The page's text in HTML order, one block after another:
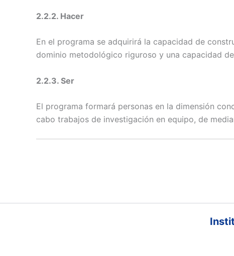
2.2.2. Hacer
En el programa se adquirirá la capacidad de
dominio metodológico riguroso y una capacidad
2.2.3. Ser
El programa formará personas en la dimensión
cabo trabajos de investigación en equipo, de